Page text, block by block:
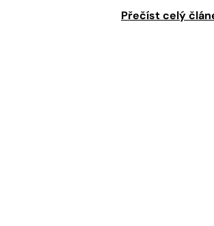
Přečíst celý